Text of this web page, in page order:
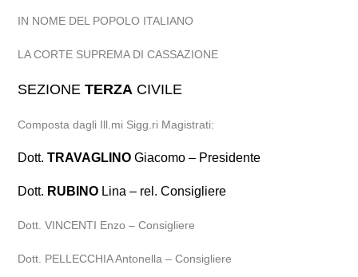
IN NOME DEL POPOLO ITALIANO
LA CORTE SUPREMA DI CASSAZIONE
SEZIONETERZA CIVILE
Composta dagli Ill.mi Sigg.ri Magistrati:
Dott.TRAVAGLINO Giacomo – Presidente
Dott. RUBINO Lina – rel. Consigliere
Dott. VINCENTI Enzo – Consigliere
Dott. PELLECCHIA Antonella – Consigliere